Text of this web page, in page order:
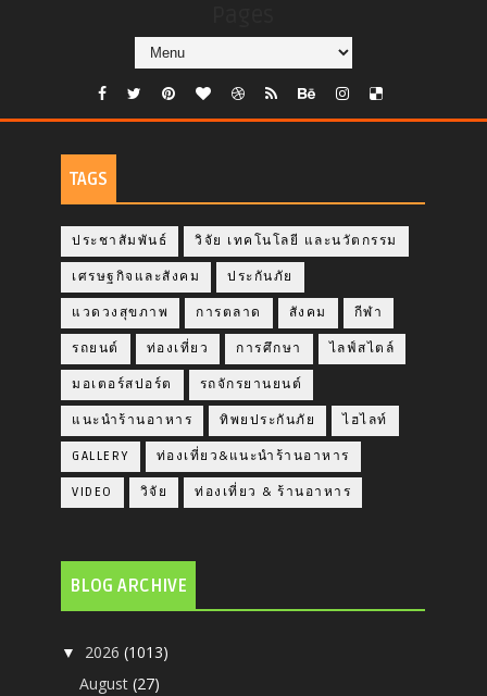
TAGS
ประชาสัมพันธ์ วิจัย เทคโนโลยี และนวัตกรรม
เศรษฐกิจและสังคม ประกันภัย
แวดวงสุขภาพ การตลาด สังคม กีฬา
รถยนต์ ท่องเที่ยว การศึกษา ไลฟ์สไตล์
มอเตอร์สปอร์ต รถจักรยานยนต์
แนะนำร้านอาหาร ทิพยประกันภัย ไฮไลท์
GALLERY ท่องเที่ยว&แนะนำร้านอาหาร
VIDEO วิจัย ท่องเที่ยว & ร้านอาหาร
BLOG ARCHIVE
▼ 2026(1013)
August(27)